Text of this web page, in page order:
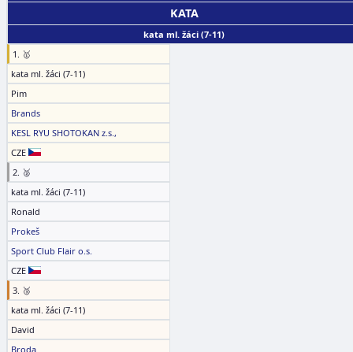
KATA
kata ml. žáci (7-11)
1. 🥇
kata ml. žáci (7-11)
Pim
Brands
KESL RYU SHOTOKAN z.s.,
CZE
2. 🥈
kata ml. žáci (7-11)
Ronald
Prokeš
Sport Club Flair o.s.
CZE
3. 🥉
kata ml. žáci (7-11)
David
Broda